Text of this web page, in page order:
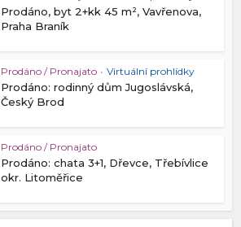
Prodáno, byt 2+kk 45 m², Vavřenova,
Praha Braník
Prodáno / Pronajato • Virtuální prohlídky
Prodáno: rodinný dům Jugoslávská,
Český Brod
Prodáno / Pronajato
Prodáno: chata 3+1, Dřevce, Třebívlice
okr. Litoměřice